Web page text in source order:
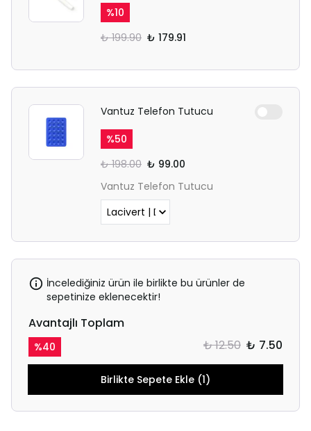
%10
₺ 199.90 ₺ 179.91
Vantuz Telefon Tutucu
%50
₺ 198.00 ₺ 99.00
Vantuz Telefon Tutucu
İncelediğiniz ürün ile birlikte bu ürünler de
sepetinize eklenecektir!
Avantajlı Toplam
%40 ₺ 12.50 ₺ 7.50
Birlikte Sepete Ekle (1)